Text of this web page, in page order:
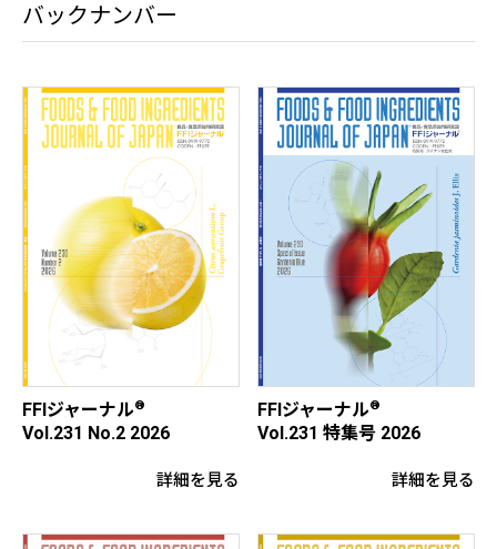
バックナンバー
FFIジャーナル®
Vol.231 No.2 2026
詳細を見る
FFIジャーナル®
Vol.231 特集号 2026
詳細を見る